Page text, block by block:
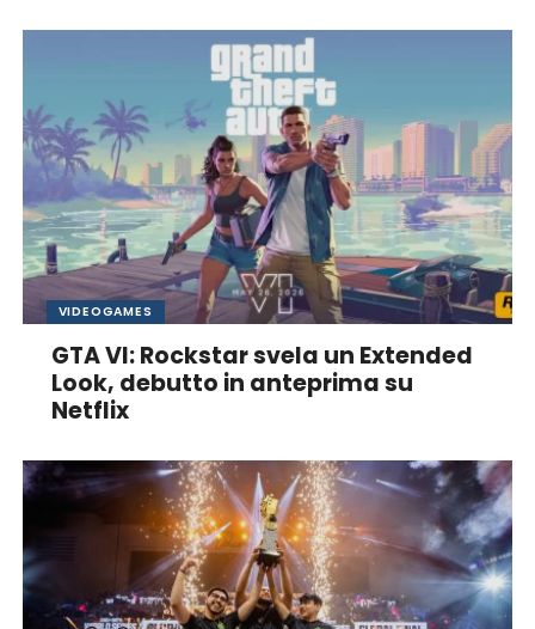
VIDEOGAMES
GTA VI: Rockstar svela un Extended
Look, debutto in anteprima su
Netflix